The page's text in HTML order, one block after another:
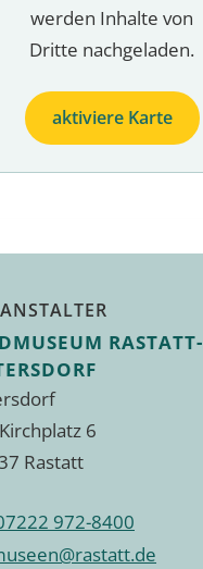
werden Inhalte von
Dritte nachgeladen.
aktiviere Karte
RASTATT-
6
Rastatt
972-8400